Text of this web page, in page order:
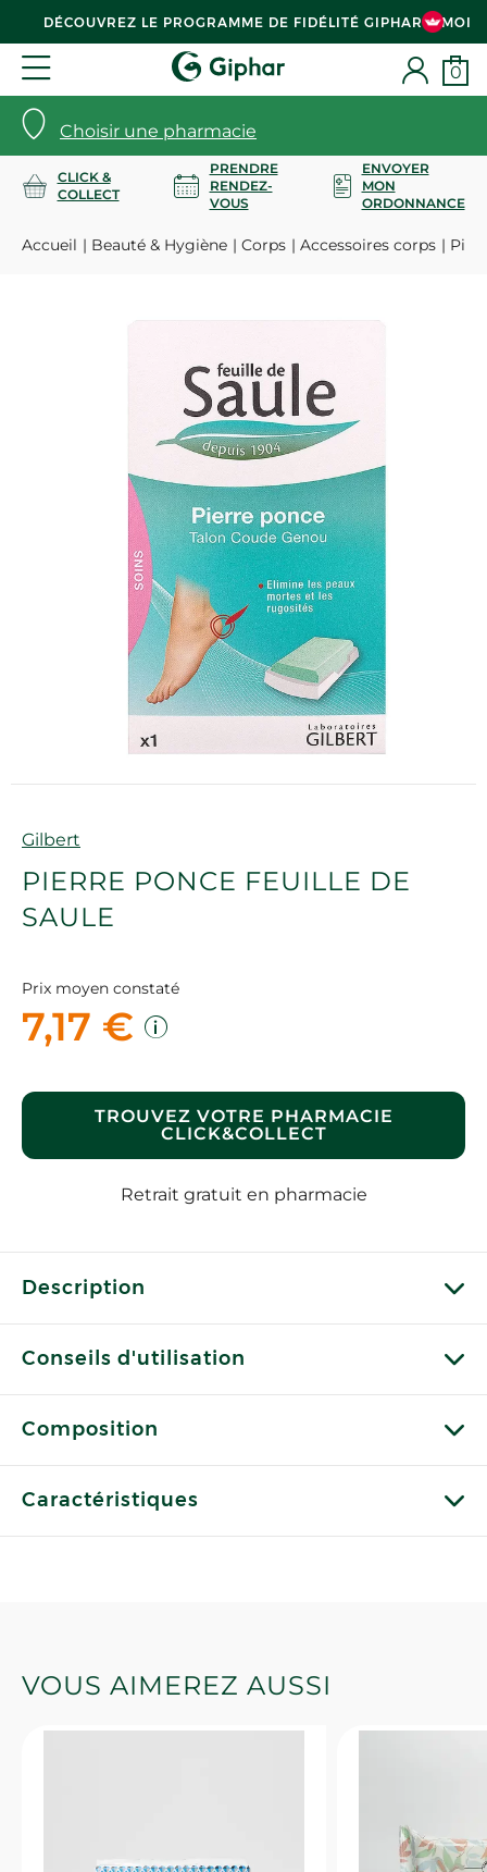
DÉCOUVREZ LE PROGRAMME DE FIDÉLITÉ GIPHAR & MOI
Choisir une pharmacie
0
CLICK &
COLLECT
PRENDRE
RENDEZ-
VOUS
ENVOYER
MON
ORDONNANCE
Accueil Beauté & Hygiène Corps Accessoires corps
Marque
Gilbert
PIERRE PONCE FEUILLE DE
SAULE
Prix moyen constaté
7,17 €
TROUVEZ VOTRE PHARMACIE
CLICK&COLLECT
Retrait gratuit en pharmacie
Description
Conseils d'utilisation
Composition
Caractéristiques
VOUS AIMEREZ AUSSI